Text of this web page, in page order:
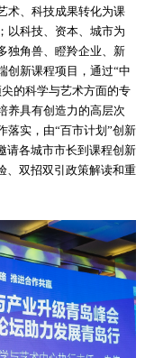
术、科技成果转化为课
以科技、资本、城市为
独角兽、瞪羚企业、新
创新课程项目，通过“中
的科学与艺术方面的专
养具有创造力的高层次
落实，由“百市计划”创新
请各城市市长到课程创新
、双招双引政策解读和重